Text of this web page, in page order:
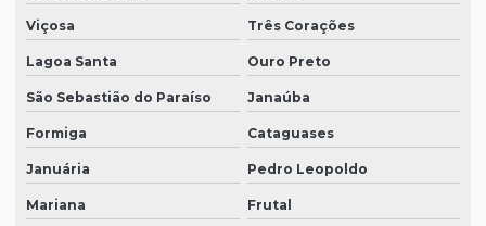
Viçosa Três Corações
Lagoa Santa Ouro Preto
São Sebastião do Paraíso Janaúba
Formiga Cataguases
Januária Pedro Leopoldo
Mariana Frutal